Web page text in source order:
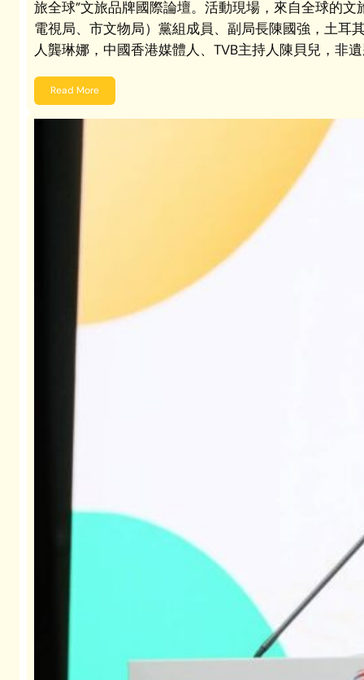
旅全球”文旅品牌國際論壇。活動現場，來自全球
電視局、市文物局）黨組成員、副局長陳國強，土耳
人龔琳娜，中國香港媒體人、TVB主持人陳貝兒，非
Read More